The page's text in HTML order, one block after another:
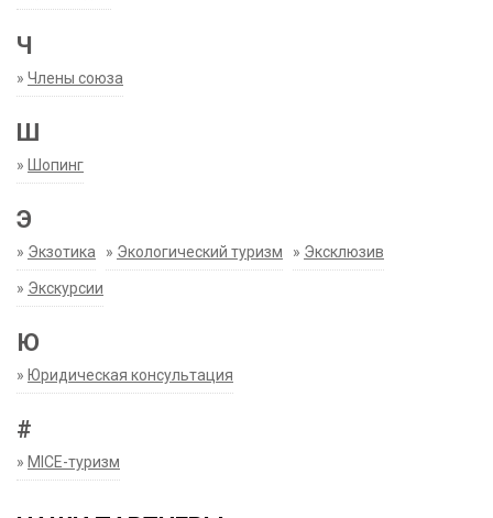
Ч
» Члены союза
Ш
» Шопинг
Э
» Экзотика » Экологический туризм » Эксклюзив
» Экскурсии
Ю
» Юридическая консультация
#
» MICE-туризм